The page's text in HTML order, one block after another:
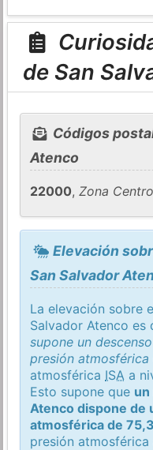
de San
Códigos
Atenco
22000,Zona Centro
Elevación
San Salvador
La elevación sobre
Salvador Atenco es
supone un
presión atmosférica
atmosférica ISA a
Esto supone que un
Atenco dispone de
atmosférica de
presión